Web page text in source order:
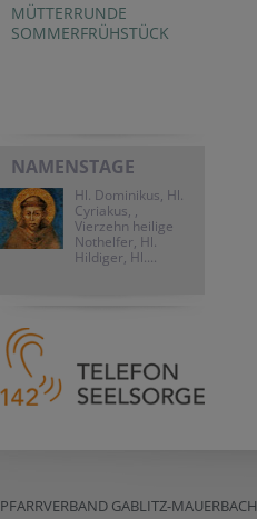
MÜTTERRUNDE
SOMMERFRÜHSTÜCK
NAMENSTAGE
Hl. Dominikus, Hl.
Cyriakus, ,
Vierzehn heilige
Nothelfer, Hl.
Hildiger, Hl....
PFARRVERBAND GABLITZ-MAUERBACH